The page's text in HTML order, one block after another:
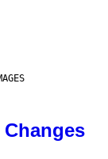
Changes